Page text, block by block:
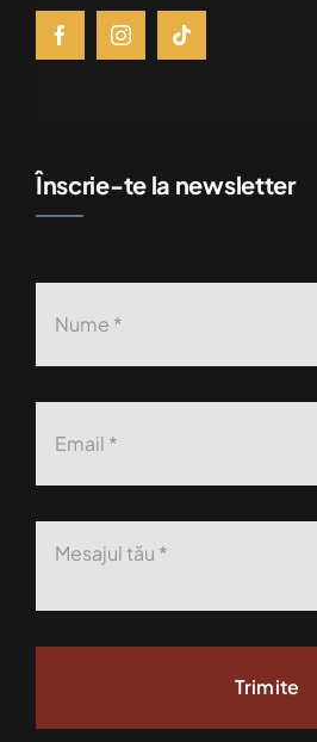
Înscrie-te la newsletter
Trimite